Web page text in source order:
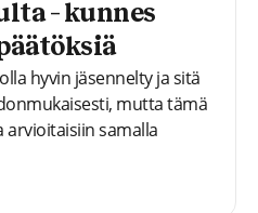
– kunnes
hyvin jäsennelty ja sitä
mutta tämä
arvioitaisiin samalla
tarkastelemme, missä
päätösten